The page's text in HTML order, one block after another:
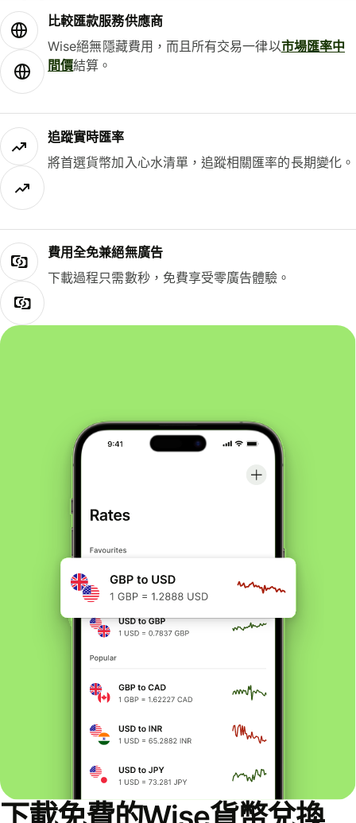
比較匯款服務供應商
Wise絕無隱藏費用，而且所有交易一律以市場匯率中
間價結算。
追蹤實時匯率
將首選貨幣加入心水清單，追蹤相關匯率的長期變化。
費用全免兼絕無廣告
下載過程只需數秒，免費享受零廣告體驗。